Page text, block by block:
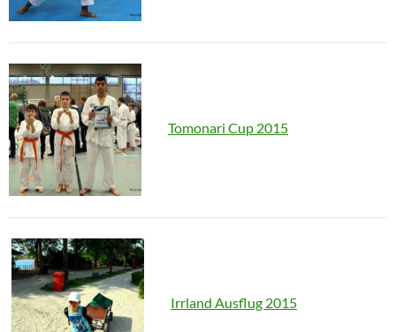
Tomonari Cup 2015
Irrland Ausflug 2015